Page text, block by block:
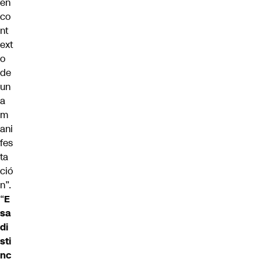
co
nt
ext
o
de
un
a
m
ani
fes
ta
ció
n”.
“E
sa
di
sti
nc